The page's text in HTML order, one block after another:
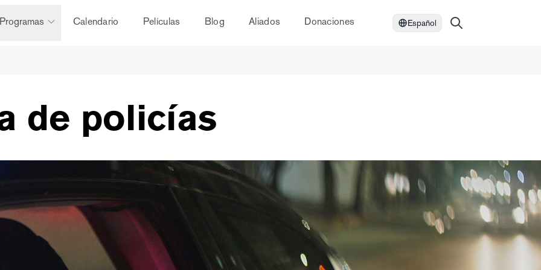
Programas Calendario Películas Blog Aliados Donaciones Español
de policías